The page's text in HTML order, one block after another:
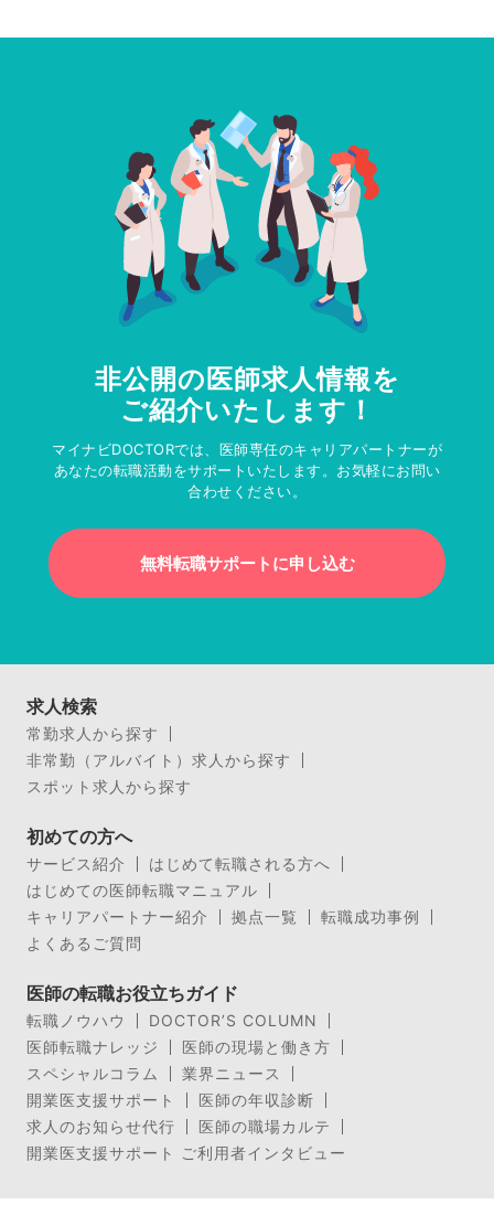
非公開の医師求人情報を
ご紹介いたします！
マイナビDOCTORでは、医師専任のキャリアパートナーが
あなたの転職活動をサポートいたします。お気軽にお問い
合わせください。
無料転職サポートに申し込む
求人検索
常勤求人から探す
非常勤（アルバイト）求人から探す
スポット求人から探す
初めての方へ
サービス紹介
はじめて転職される方へ
はじめての医師転職マニュアル
キャリアパートナー紹介
拠点一覧
転職成功事例
よくあるご質問
医師の転職お役立ちガイド
転職ノウハウ
DOCTOR’S COLUMN
医師転職ナレッジ
医師の現場と働き方
スペシャルコラム
業界ニュース
開業医支援サポート
医師の年収診断
求人のお知らせ代行
医師の職場カルテ
開業医支援サポート ご利用者インタビュー